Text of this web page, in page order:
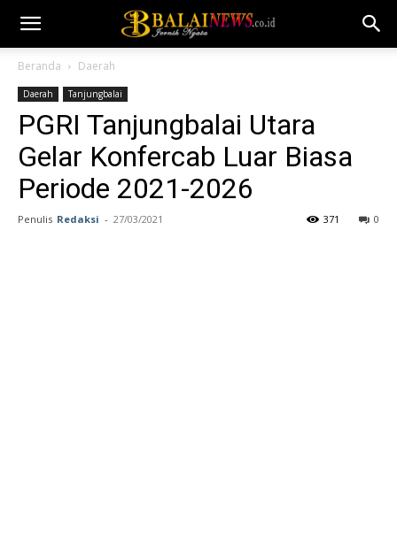
Beranda Daerah
Daerah Tanjungbalai
PGRI Tanjungbalai Utara
Gelar Konfercab Luar Biasa
Periode 2021-2026
Penulis Redaksi - 27/03/2021 0
371